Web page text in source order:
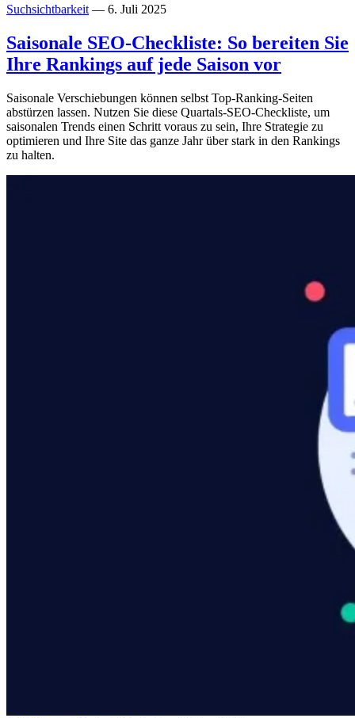
Suchsichtbarkeit — 6. Juli 2025
Saisonale SEO-Checkliste: So bereiten Sie
Ihre Rankings auf jede Saison vor
Saisonale Verschiebungen können selbst Top-Ranking-Seiten
abstürzen lassen. Nutzen Sie diese Quartals-SEO-Checkliste, um
saisonalen Trends einen Schritt voraus zu sein, Ihre Strategie zu
optimieren und Ihre Site das ganze Jahr über stark in den Rankings
zu halten.